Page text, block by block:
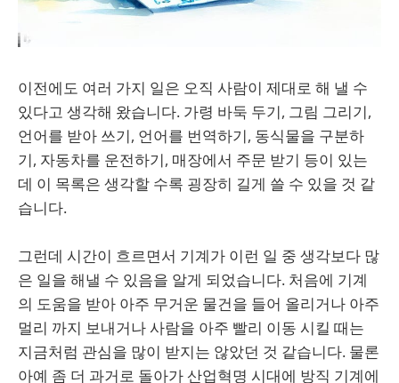
이전에도 여러 가지 일은 오직 사람이 제대로 해 낼 수
있다고 생각해 왔습니다. 가령 바둑 두기, 그림 그리기,
언어를 받아 쓰기, 언어를 번역하기, 동식물을 구분하
기, 자동차를 운전하기, 매장에서 주문 받기 등이 있는
데 이 목록은 생각할 수록 굉장히 길게 쓸 수 있을 것 같
습니다.
그런데 시간이 흐르면서 기계가 이런 일 중 생각보다 많
은 일을 해낼 수 있음을 알게 되었습니다. 처음에 기계
의 도움을 받아 아주 무거운 물건을 들어 올리거나 아주
멀리 까지 보내거나 사람을 아주 빨리 이동 시킬 때는
지금처럼 관심을 많이 받지는 않았던 것 같습니다. 물론
아예 좀 더 과거로 돌아가 산업혁명 시대에 방직 기계에